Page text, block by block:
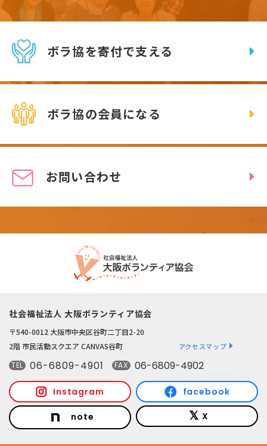
ボラ協を寄付で支える
ボラ協の会員になる
お問い合わせ
社会福祉法人 大阪ボランティア協会
〒540-0012 大阪市中央区谷町二丁目2-20
2階 市民活動スクエア CANVAS谷町
アクセスマップ
TEL 06-6809-4901 FAX 06-6809-4902
Instagram facebook
note X